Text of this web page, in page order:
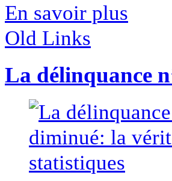
En savoir plus
Old Links
La délinquance